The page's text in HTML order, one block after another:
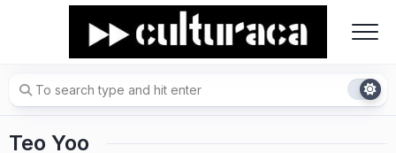
Teo Yoo